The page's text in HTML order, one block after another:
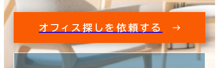
オフィス探しを依頼する